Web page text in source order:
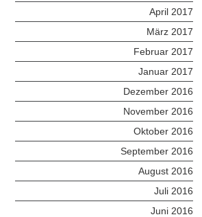
April 2017
März 2017
Februar 2017
Januar 2017
Dezember 2016
November 2016
Oktober 2016
September 2016
August 2016
Juli 2016
Juni 2016